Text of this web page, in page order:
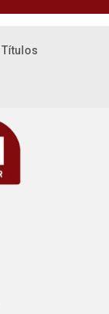
Títulos